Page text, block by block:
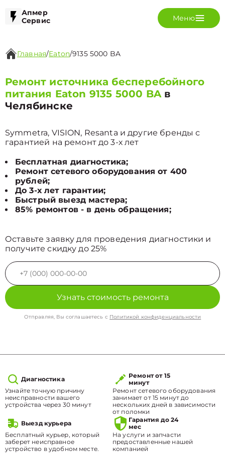
Апмер
Сервис
Меню
Главная/Eaton/9135 5000 BA
Ремонт источника бесперебойного
питания Eaton 9135 5000 BAв
Челябинске
Symmetra, VISION, Resanta и другие бренды с
гарантией на ремонт до 3-х лет
Бесплатная диагностика;
Ремонт сетевого оборудования от 400
рублей;
До 3-х лет гарантии;
Быстрый выезд мастера;
85% ремонтов - в день обращения;
Оставьте заявку для проведения диагностики и
получите скидку до 25%
Узнать стоимость ремонта
Отправляя, Вы соглашаетесь с Политикой конфиденциальности
Диагностика
Узнайте точную причину
неисправности вашего
устройства через 30 минут
Ремонт от 15
минут
Ремонт сетевого оборудования
занимает от 15 минут до
нескольких дней в зависимости
от поломки
Выезд курьера
Бесплатный курьер, который
заберет неисправное
устройство в удобном месте.
Гарантия до 24
мес
На услуги и запчасти
предоставленные нашей
компанией